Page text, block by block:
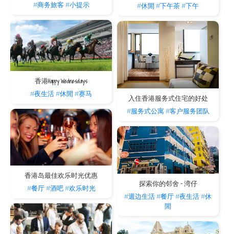
#休閒 #下午茶#下午
#商务旅客 #小提示
香港Happy Wednesdays
#夜生活#休閒 #赛马
入住香港服务式住宅的好处
#服务式公寓 #客户服务团队
香港岛最佳欢乐时光优惠
#餐厅 #酒吧 #欢乐时光
探索你的邻舍 - 湾仔
#週边生活#餐厅#夜生活#休
閒